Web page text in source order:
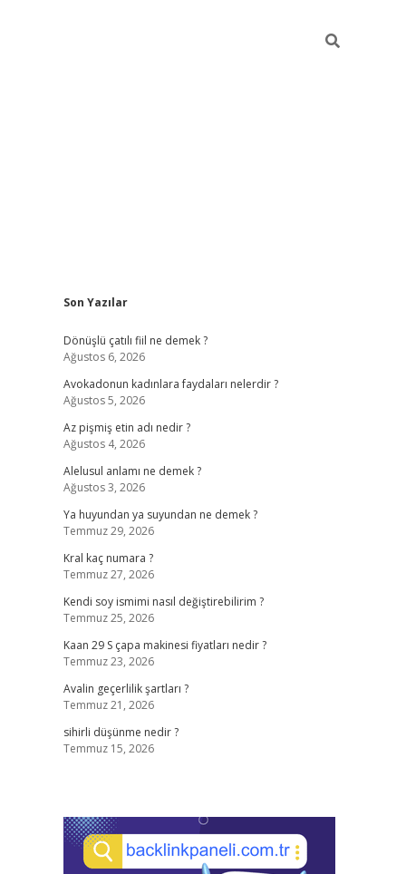
Sidebar
Son Yazılar
Dönüşlü çatılı fiil ne demek ?
Ağustos 6, 2026
Avokadonun kadınlara faydaları nelerdir ?
Ağustos 5, 2026
Az pişmiş etin adı nedir ?
Ağustos 4, 2026
Alelusul anlamı ne demek ?
Ağustos 3, 2026
Ya huyundan ya suyundan ne demek ?
Temmuz 29, 2026
Kral kaç numara ?
Temmuz 27, 2026
Kendi soy ismimi nasıl değiştirebilirim ?
Temmuz 25, 2026
Kaan 29 S çapa makinesi fiyatları nedir ?
Temmuz 23, 2026
Avalin geçerlilik şartları ?
Temmuz 21, 2026
sihirli düşünme nedir ?
Temmuz 15, 2026